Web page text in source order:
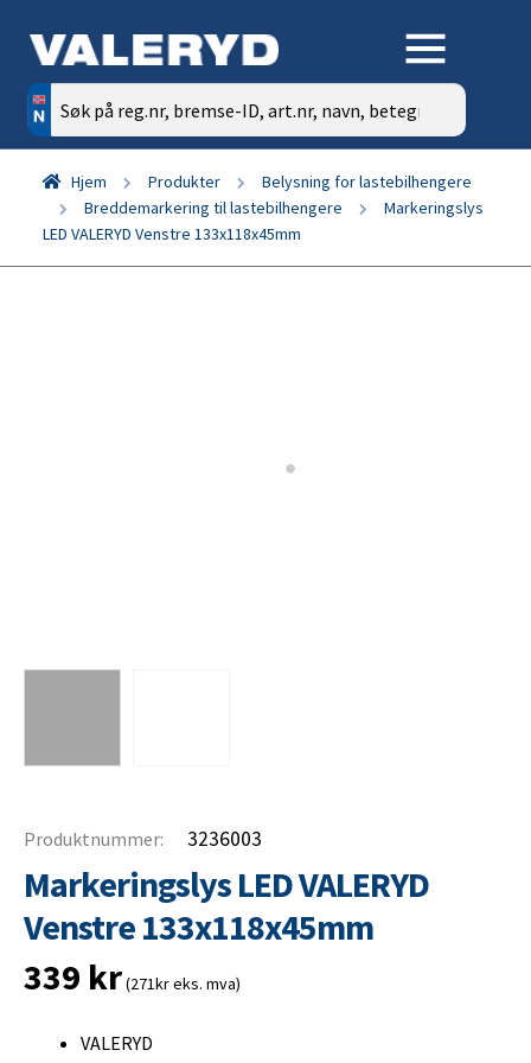
Søk
etter:
Hjem Produkter
Belysning for lastebilhengere
Breddemarkering til lastebilhengere
Markeringslys
LED VALERYD Venstre 133x118x45mm
Produktnummer: 3236003
Markeringslys LED VALERYD
Venstre 133x118x45mm
339 kr(271kr eks. mva)
VALERYD